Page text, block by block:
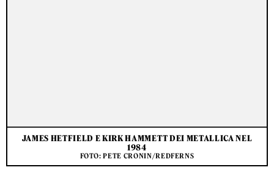
JAMES HETFIELD E KIRK HAMMETT DEI METALLICA NEL
1984
FOTO: PETE CRONIN/REDFERNS